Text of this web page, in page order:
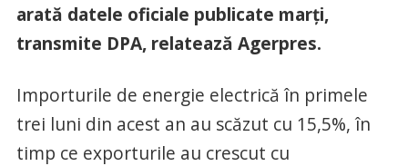
arată datele oficiale publicate marţi,
transmite DPA, relatează Agerpres.
Importurile de energie electrică în primele
trei luni din acest an au scăzut cu 15,5%, în
timp ce exporturile au crescut cu